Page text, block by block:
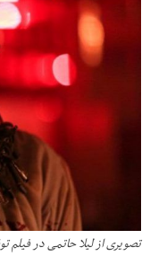
تصویری از لیلا حاتمی در